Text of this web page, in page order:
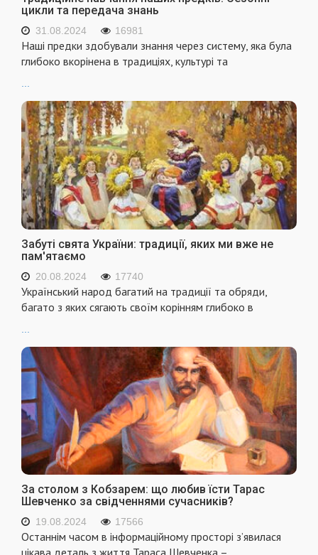
цикли та передача знань
31.08.2024 16981
Наші предки здобували знання через систему, яка була
глибоко вкорінена в традиціях, культурі та
...
Забуті свята України: традиції, яких ми вже не
пам'ятаємо
20.08.2024 17740
Український народ багатий на традиції та обряди,
багато з яких сягають своїм корінням глибоко в
За столом з Кобзарем: що любив їсти Тарас
Шевченко за свідченнями сучасників?
19.08.2024 17566
Останнім часом в інформаційному просторі з’явилася